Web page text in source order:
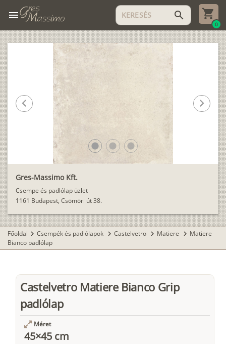
menu search
0
Gres-Massimo Kft.
Csempe és padlólap üzlet
1161 Budapest, Csömöri út 38.
lens lens lens
chevron_left chevron_right
Főoldal chevron_right Csempék és padlólapok chevron_right Castelvetro chevron_right Matiere chevron_right Matiere
Bianco padlólap
Castelvetro Matiere Bianco Grip
padlólap
Méret
45×45 cm